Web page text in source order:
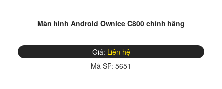
Màn hình Android Ownice C800 chính hãng
Giá: Liên hệ
Mã SP: 5651